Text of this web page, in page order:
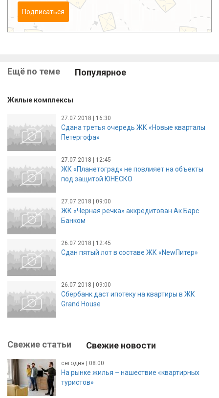
Подписаться
Ещё по теме Популярное
Жилые комплексы
27.07.2018 | 16:30
Сдана третья очередь ЖК «Новые кварталы
Петергофа»
27.07.2018 | 12:45
ЖК «Планетоград» не повлияет на объекты
под защитой ЮНЕСКО
27.07.2018 | 09:00
ЖК «Черная речка» аккредитован Ак Барс
Банком
26.07.2018 | 12:45
Сдан пятый лот в составе ЖК «NewПитер»
26.07.2018 | 09:00
Сбербанк даст ипотеку на квартиры в ЖК
Grand House
Свежие статьи Свежие новости
сегодня | 08:00
На рынке жилья – нашествие «квартирных
туристов»